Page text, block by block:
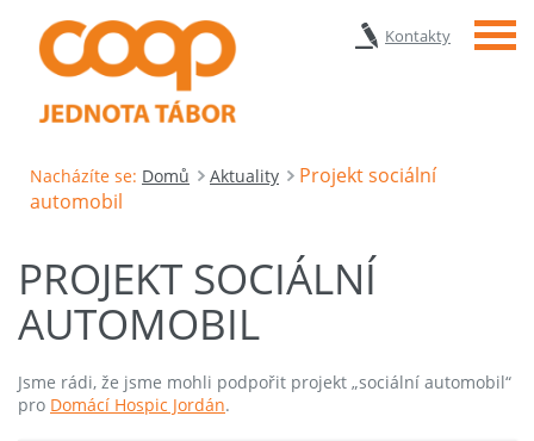
Kontakty Menu
Nacházíte se: Domů Aktuality
Projekt sociální
automobil
PROJEKT SOCIÁLNÍ
AUTOMOBIL
Jsme rádi, že jsme mohli podpořit projekt „sociální automobil“
pro Domácí Hospic Jordán.